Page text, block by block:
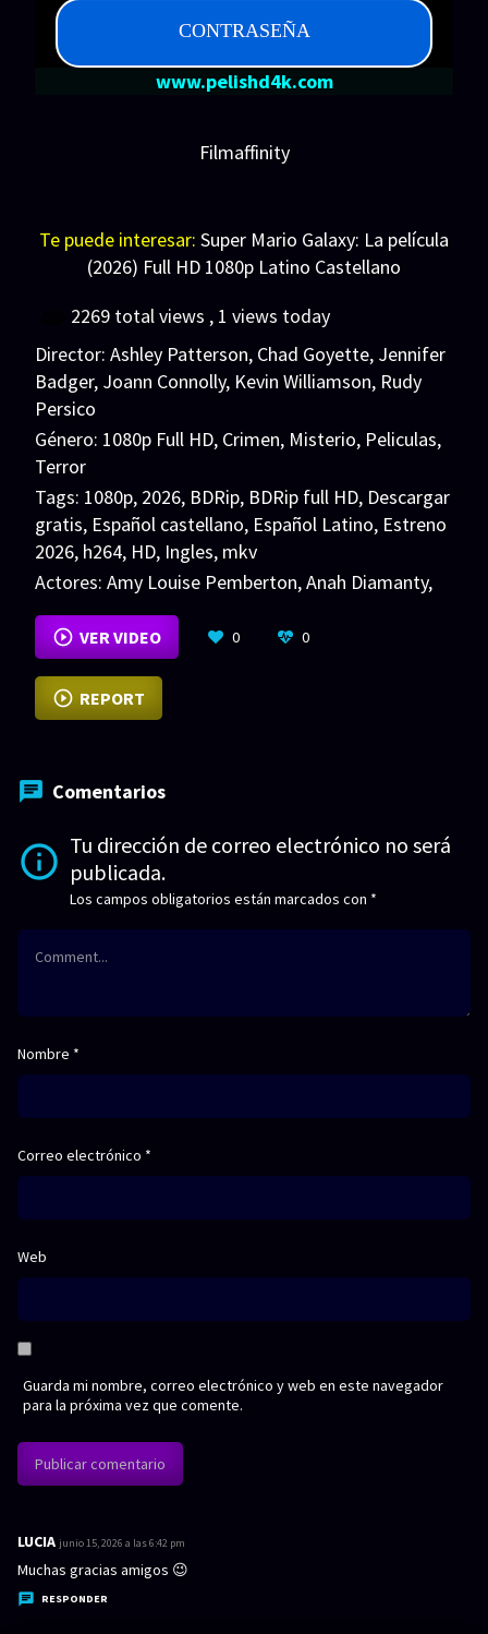
CONTRASEÑA
www.pelishd4k.com
Filmaffinity
Te puede interesar: Super Mario Galaxy: La película
(2026) Full HD 1080p Latino Castellano
2269 total views , 1 views today
Director: Ashley Patterson, Chad Goyette, Jennifer
Badger, Joann Connolly, Kevin Williamson, Rudy
Persico
Género: 1080p Full HD, Crimen, Misterio, Peliculas,
Terror
Tags: 1080p, 2026, BDRip, BDRip full HD, Descargar
gratis, Español castellano, Español Latino, Estreno
2026, h264, HD, Ingles, mkv
Actores: Amy Louise Pemberton,Anah Diamanty,
Anna Camp
VER MÁS
VER VIDEO 0 0
REPORT
Comentarios
Tu dirección de correo electrónico no será
publicada.
Los campos obligatorios están marcados con *
Nombre *
Correo electrónico *
Web
Guarda mi nombre, correo electrónico y web en este navegador
para la próxima vez que comente.
LUCIA d
i
c
junio 15, 2026 a las 6:42 pm
Muchas gracias amigos 😉
RESPONDER